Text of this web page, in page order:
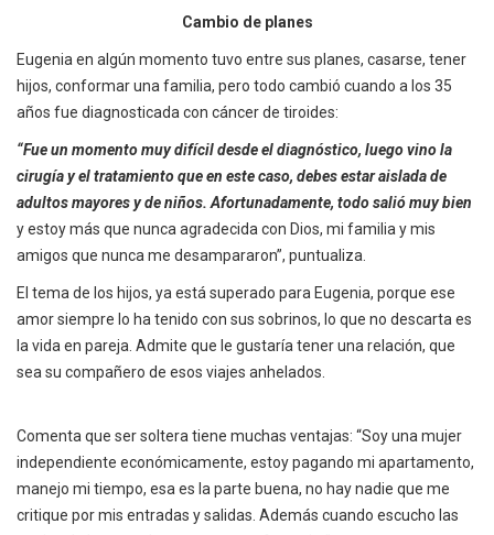
Cambio de planes
Eugenia en algún momento tuvo entre sus planes, casarse, tener
hijos, conformar una familia, pero todo cambió cuando a los 35
años fue diagnosticada con cáncer de tiroides:
“Fue un momento muy difícil desde el diagnóstico, luego vino la
cirugía y el tratamiento que en este caso, debes estar aislada de
adultos mayores y de niños. Afortunadamente, todo salió muy bien
y estoy más que nunca agradecida con Dios, mi familia y mis
amigos que nunca me desampararon”, puntualiza.
El tema de los hijos, ya está superado para Eugenia, porque ese
amor siempre lo ha tenido con sus sobrinos, lo que no descarta es
la vida en pareja. Admite que le gustaría tener una relación, que
sea su compañero de esos viajes anhelados.
Comenta que ser soltera tiene muchas ventajas: “Soy una mujer
independiente económicamente, estoy pagando mi apartamento,
manejo mi tiempo, esa es la parte buena, no hay nadie que me
critique por mis entradas y salidas. Además cuando escucho las